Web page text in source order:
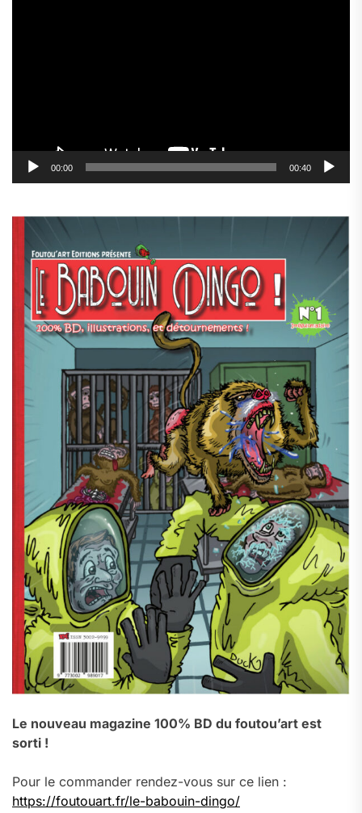
00:00 00:40
Le nouveau magazine 100% BD du foutou’art est
sorti !
Pour le commander rendez-vous sur ce lien :
https://foutouart.fr/le-babouin-dingo/